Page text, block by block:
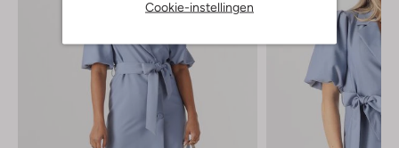
Cookie-instellingen